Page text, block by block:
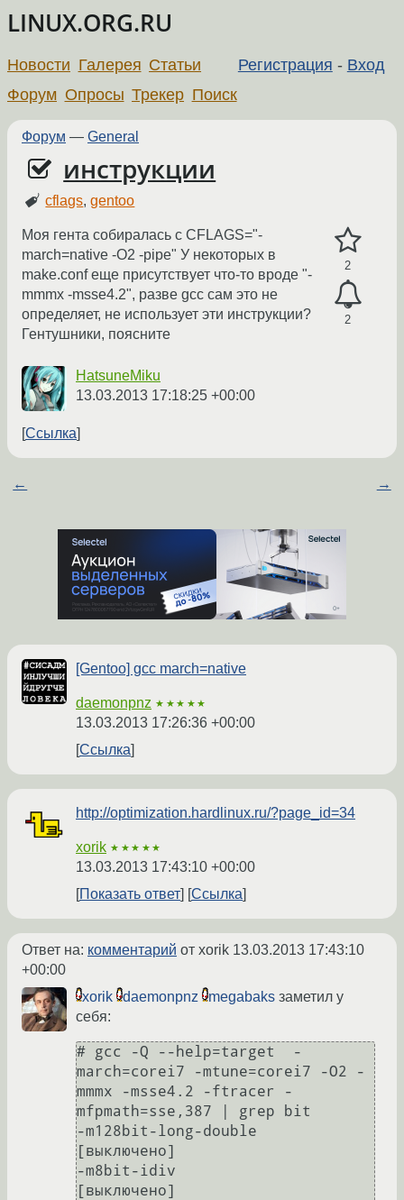
LINUX.ORG.RU
Регистрация - Вход
Новости Галерея Статьи
Форум Опросы Трекер Поиск
Форум — General
инструкции
cflags,gentoo
2
2
Моя гента собиралась с CFLAGS="-
march=native -O2 -pipe" У некоторых в
make.conf еще присутствует что-то вроде "-
mmmx -msse4.2", разве gcc сам это не
определяет, не использует эти инструкции?
Гентушники, поясните
HatsuneMiku
13.03.2013 17:18:25 +00:00
Ссылка
← →
[Gentoo] gcc march=native
daemonpnz ★★★★★
13.03.2013 17:26:36 +00:00
Ссылка
http://optimization.hardlinux.ru/?page_id=34
xorik ★★★★★
13.03.2013 17:43:10 +00:00
Показать ответ
Ссылка
Ответ на: комментарий от xorik 13.03.2013 17:43:10
+00:00
xorik
daemonpnz megabaks заметил у
себя:
# gcc -Q --help=target  -
march=corei7 -mtune=corei7 -O2 -
mmmx -msse4.2 -ftracer -
mfpmath=sse,387 | grep bit
-m128bit-long-double
[выключено]
-m8bit-idiv
[выключено]